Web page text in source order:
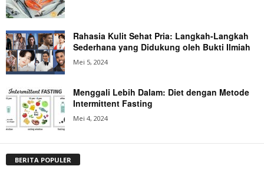
Rahasia Kulit Sehat Pria: Langkah-Langkah
Sederhana yang Didukung oleh Bukti Ilmiah
Mei 5, 2024
Menggali Lebih Dalam: Diet dengan Metode
Intermittent Fasting
Mei 4, 2024
BERITA POPULER